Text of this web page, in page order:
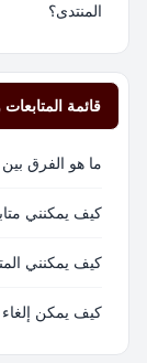
المنتدى؟
قائمة
ما هو الفرق
كيف يمكنني
كيف يمكنني
كيف يمكن